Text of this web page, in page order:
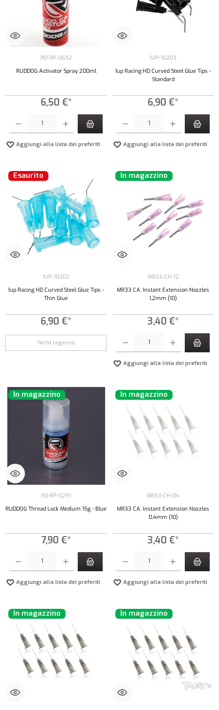
RD-RP-0692
RUDDOG Activator Spray 200ml
6,50 €*
Aggiungi alla lista dei preferiti
1UP-10203
1up Racing HD Curved Steel Glue Tips -
Standard
6,90 €*
Aggiungi alla lista dei preferiti
Esaurito
1UP-10202
1up Racing HD Curved Steel Glue Tips -
Thin Glue
6,90 €*
Nicht lagernd
In magazzino
MR33-CH-12
MR33 CA. Instant Extension Nozzles
1,2mm (10)
3,40 €*
Aggiungi alla lista dei preferiti
In magazzino
RD-RP-0291
RUDDOG Thread Lock Medium 15g - Blue
7,90 €*
Aggiungi alla lista dei preferiti
In magazzino
MR33-CH-04
MR33 CA. Instant Extension Nozzles
0,4mm (10)
3,40 €*
Aggiungi alla lista dei preferiti
In magazzino In magazzino